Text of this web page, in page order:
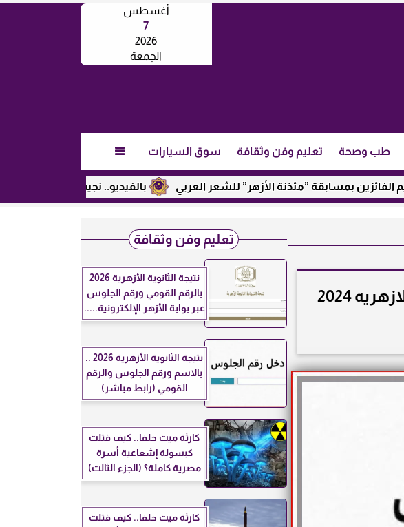
أغسطس
7
2026
الجمعة
طب وصحة تعليم وفن وثقافة سوق السيارات 
بالفيديو.. نجيب ساويرس يكشف عن رأيه في ”مئذنة الأزهر” للشعر العربي
بوابه الازهر الالكترونيه.. نتيجه الشهاده الابتدائيه والاعدادية الازهريه 2024
تعليم وفن وثقافة
نتيجة الثانوية الأزهرية 2026
بالرقم القومي ورقم الجلوس
عبر بوابة الأزهر الإلكترونية.....
نتيجة الثانوية الأزهرية 2026 ..
بالاسم ورقم الجلوس والرقم
القومي (رابط مباشر)
كارثة ميت حلفا.. كيف قتلت
كبسولة إشعاعية أسرة
مصرية كاملة؟ (الجزء الثالث)
كارثة ميت حلفا.. كيف قتلت